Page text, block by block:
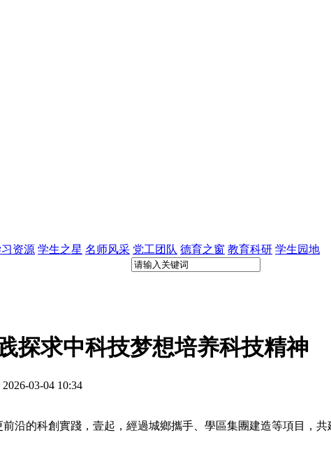
资源 学生之星 名师风采 党工团队 德育之窗 教育科研 学生园地
探求中科技梦想培养科技精神
03-04 10:34
的科創實踐，壹起，經過城鄉攜手、學區集團建造等項目，共